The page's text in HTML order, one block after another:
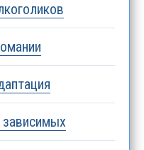
зависимых